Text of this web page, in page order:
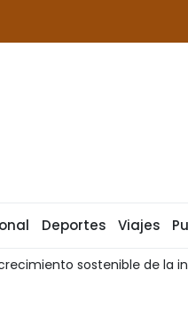
Deportes Viajes
sostenible de la